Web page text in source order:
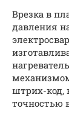
Врезка в
давления
штрих-код,
точностью